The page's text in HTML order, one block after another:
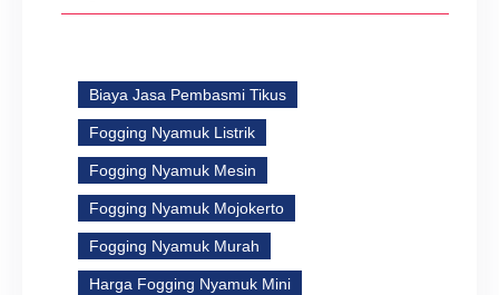
Biaya Jasa Pembasmi Tikus
Fogging Nyamuk Listrik
Fogging Nyamuk Mesin
Fogging Nyamuk Mojokerto
Fogging Nyamuk Murah
Harga Fogging Nyamuk Mini